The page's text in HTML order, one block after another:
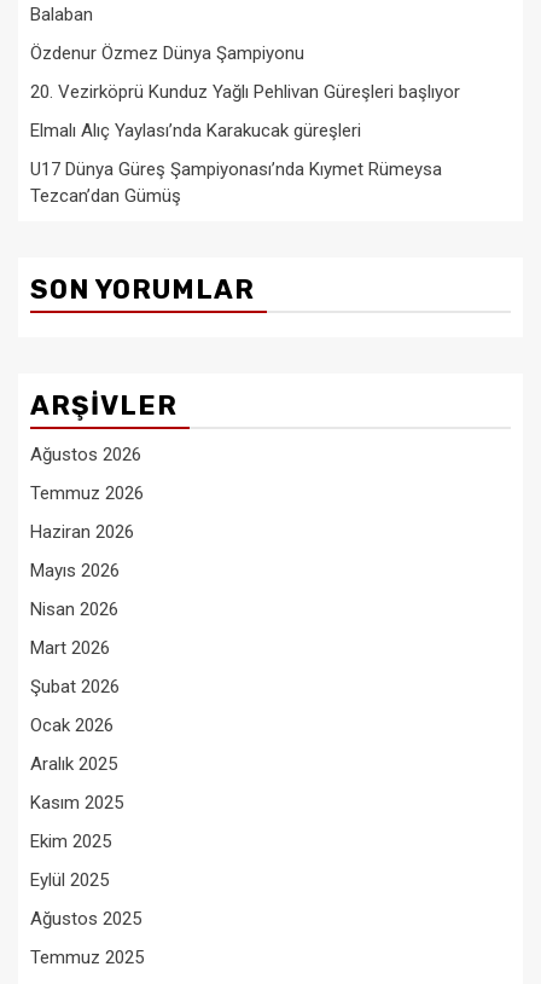
Balaban
Özdenur Özmez Dünya Şampiyonu
20. Vezirköprü Kunduz Yağlı Pehlivan Güreşleri başlıyor
Elmalı Alıç Yaylası’nda Karakucak güreşleri
U17 Dünya Güreş Şampiyonası’nda Kıymet Rümeysa
Tezcan’dan Gümüş
SON YORUMLAR
ARŞIVLER
Ağustos 2026
Temmuz 2026
Haziran 2026
Mayıs 2026
Nisan 2026
Mart 2026
Şubat 2026
Ocak 2026
Aralık 2025
Kasım 2025
Ekim 2025
Eylül 2025
Ağustos 2025
Temmuz 2025